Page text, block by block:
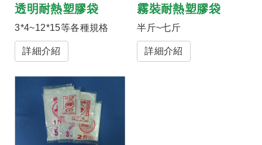
透明耐熱塑膠袋
3*4~12*15等各種規格
詳細介紹
霧裝耐熱塑膠袋
半斤~七斤
詳細介紹